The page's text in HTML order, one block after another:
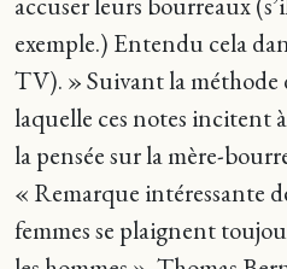
exemple.) Entendu cela
TV). » Suivant la méthode
laquelle ces notes incitent
la pensée sur la mère-
« Remarque intéressante
femmes se plaignent